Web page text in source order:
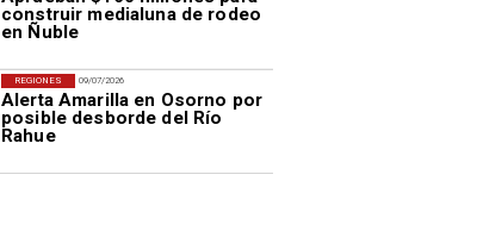
construir medialuna de rodeo
en Ñuble
09/07/2026
Alerta Amarilla en Osorno por
posible desborde del Río
Rahue
REGIONES